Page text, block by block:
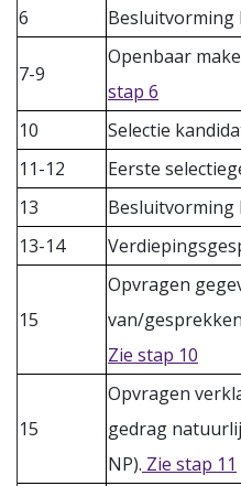
6
Besluitvorming
7-9
Openbaar
stap 6
10 Selectie
11-12
Eerste
13
Besluitvorming
13-14
15
Opvragen
van/
Zie stap 10
15
Opvragen
gedrag
NP). Zie stap 11